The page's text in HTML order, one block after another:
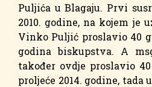
Puljića u Blagaju. Prvi
2010. godine, na kojem je
Vinko Puljić proslavio 40
godina biskupstva. A
također ovdje proslavio
proljeće 2014. godine, tada